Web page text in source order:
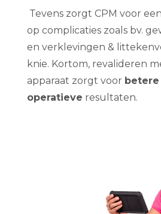
Tevens zorgt CPM voor
op complicaties zoals bv.
en verklevingen &
knie. Kortom, revalideren
apparaat zorgt voor
operatieve resultaten.